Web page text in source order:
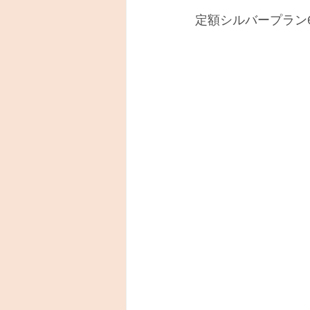
定額シルバープラ